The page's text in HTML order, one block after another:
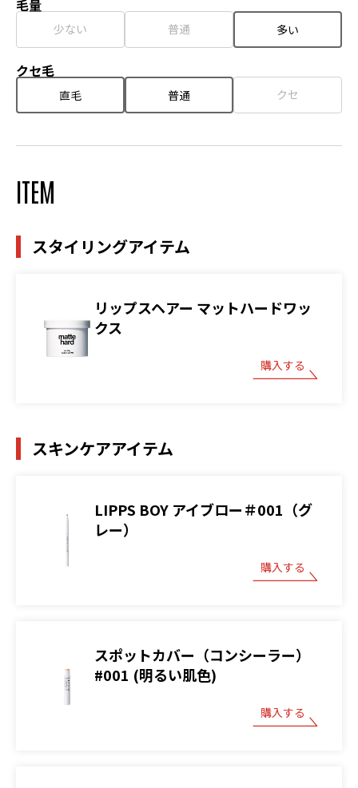
毛量
少ない 普通 多い
クセ毛
直毛 普通 クセ
ITEM
スタイリングアイテム
リップスヘアー マットハードワッ
クス
購入する
スキンケアアイテム
LIPPS BOY アイブロー＃001（グ
レー）
購入する
スポットカバー（コンシーラー）
#001 (明るい肌色)
購入する